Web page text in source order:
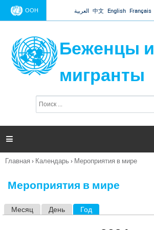
Jump to navigation
ООН العربية 中文 English Français
Беженцы и
мигранты
п
и

Вы
Главная › Календарь › Мероприятия в мире
Мероприятия в мире
Месяц День Год